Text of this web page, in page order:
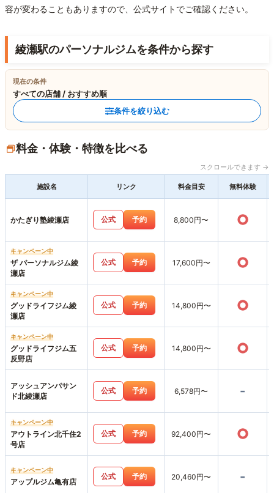
容が変わることもありますので、公式サイトでご確認ください。
綾瀬駅のパーソナルジムを条件から探す
現在の条件
すべての店舗 / おすすめ順
条件を絞り込む
料金・体験・特徴を比べる
スクロールできます →
施設名 リンク 料金目安 無料体験
かたぎり塾綾瀬店 公式 予約 8,800円〜 ○
キャンペーン中
ザ パーソナルジム綾
瀬店
公式 予約 17,600円〜 ○
キャンペーン中
グッドライフジム綾
瀬店
公式 予約 14,800円〜 ○
キャンペーン中
グッドライフジム五
反野店
公式 予約 14,800円〜 ○
アッシュアンパサン
ド北綾瀬店
公式 予約 6,578円〜 -
キャンペーン中
アウトライン北千住2
号店
公式 予約 92,400円〜 ○
キャンペーン中
アップルジム亀有店
公式 予約 20,460円〜 -